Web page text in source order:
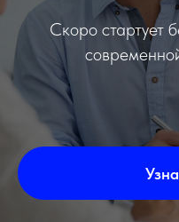
Скоро стартует